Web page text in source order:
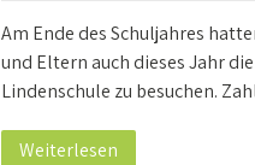
Am Ende des Schuljahres
und Eltern auch dieses Jahr
Lindenschule zu besuchen.
Weiterlesen